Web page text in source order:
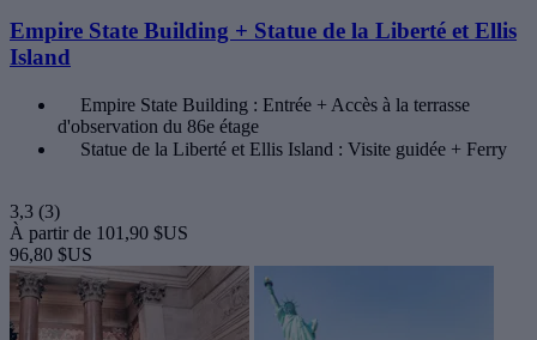
Empire State Building + Statue de la Liberté et Ellis
Island
Empire State Building : Entrée + Accès à la terrasse
d'observation du 86e étage
Statue de la Liberté et Ellis Island : Visite guidée + Ferry
3,3 (3)
À partir de 101,90 $US
96,80 $US